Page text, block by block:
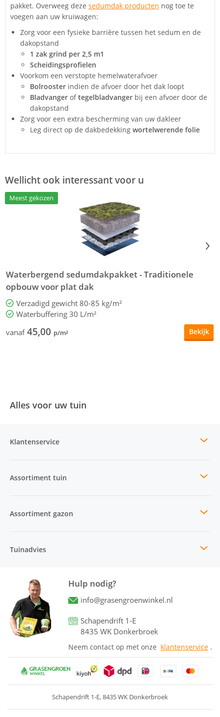
pakket. Overweeg deze sedumdak producten nog toe te
voegen aan uw kruiwagen:
Zorg voor een fysieke barrière tussen het sedum en de
dakopstand
1 zak grind per 2,5 m1
Scheidingsprofielen
Voorkom een verstopte hemelwaterafvoer
Bolrooster indien de afvoer door het dak loopt
Bladvanger oftegelbladvanger bij een afvoer door de
dakopstand
Zorg voor een extra bescherming van uw dakleer
Leg direct op de dakbedekking wortelwerende folie
Wellicht ook interessant voor u
Meest gekozen
Waterbergend sedumdakpakket - Traditionele
opbouw voor plat dak
Verzadigd gewicht 80-85 kg/m²
Waterbuffering 30 L/m²
vanaf 45,00 p/m² Bekijk
Alles voor uw tuin
Hulp nodig?
Neem contact op met onze klantenservice .
info@grasengroenwinkel.nl
Schapendrift 1-E
8435 WK Donkerbroek
Klantenservice
Assortiment tuin
Assortiment gazon
Tuinadvies
Schapendrift 1-E 8435 WK Donkerbroek